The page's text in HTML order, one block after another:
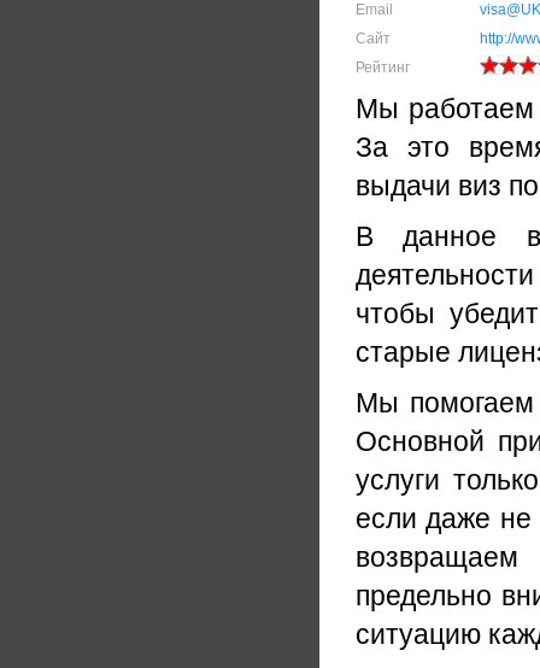
Email
Сайт
http://
Рейтинг
Мы работаем
За это
выдачи виз
В данное
чтобы
старые
Мы помогаем
Основной
услуги
если даже
предельно
ситуацию